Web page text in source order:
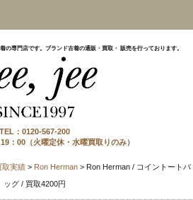
の専門店です。ブランド古着の通販・買取・ 販売を行っております。
TEL：0120-567-200
：00（火曜定休・水曜買取りのみ）
取実績> Ron Herman> Ron Herman / コイントートバ
ッグ / 買取4200円